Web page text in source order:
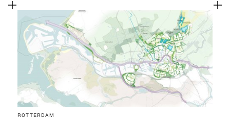
ROTTERDAM
SLA VOORKEUREN OP